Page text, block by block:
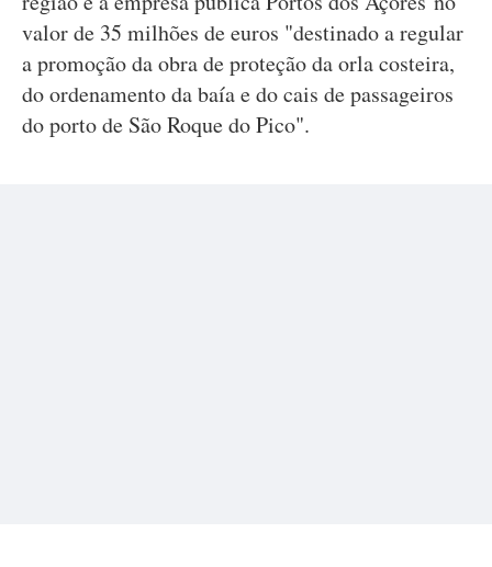
valor de 35 milhões de euros "destinado a regular
a promoção da obra de proteção da orla costeira,
do ordenamento da baía e do cais de passageiros
do porto de São Roque do Pico".